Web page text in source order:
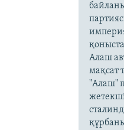
Алаш
мақсат
"Алаш"